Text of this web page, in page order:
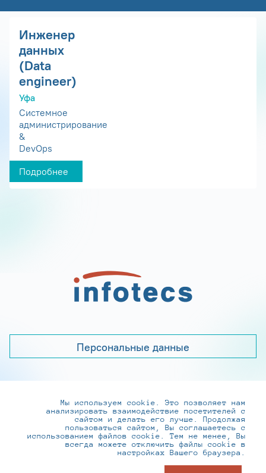
Инженер
данных
(Data
engineer)
Уфа
Системное
администрирование
&
DevOps
Подробнее
Персональные данные
+7 (495) 737-6192, 8-800-250-0-260
practice@infotecs.ru,hr@infotecs.ru
127273, г. Москва, Отрадная ул., 2Б строение 1
Мы используем cookie. Это позволяет нам
анализировать взаимодействие посетителей с
сайтом и делать его лучше. Продолжая
пользоваться сайтом, Вы соглашаетесь с
использованием файлов cookie. Тем не менее, Вы
всегда можете отключить файлы cookie в
настройках Вашего браузера.